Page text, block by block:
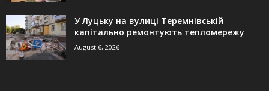
У Луцьку на вулиці Теремнівській
капітально ремонтують тепломережу
August 6, 2026